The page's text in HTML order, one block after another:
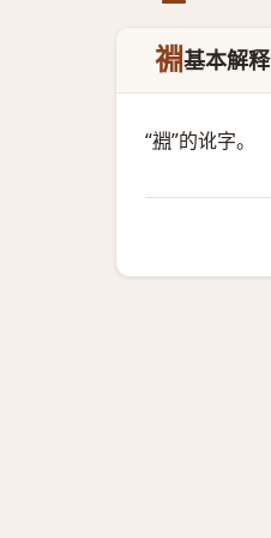
䄗基本解释
“裫”的讹字。